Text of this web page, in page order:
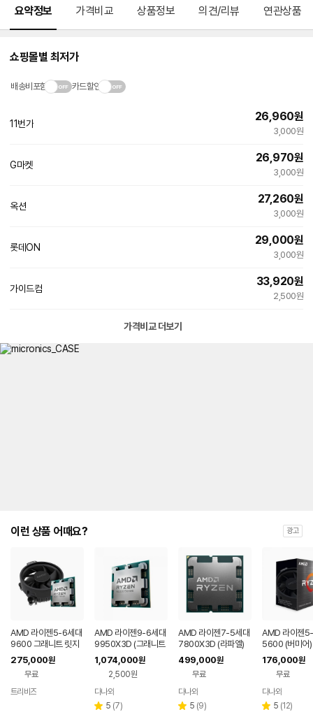
요약정보 가격비교 상품정보 의견/리뷰 연관상품
쇼핑몰별 최저가
배송비포함 카드할인
11번가
26,960원
3,000원
G마켓
26,970원
3,000원
옥션
27,260원
3,000원
롯데ON
29,000원
3,000원
가이드컴
33,920원
2,500원
가격비교 더보기
이런 상품 어때요? 광고
AMD 라이젠5-6세대
9600 그래니트 릿지
정품 (멀티팩)
275,000원
무료
트리비즈
AMD 라이젠9-6세대
9950X3D (그래니트
릿지) (멀티팩 정품)
1,074,000원
2,500원
페이
다나와
별 5 리
(7)
AMD 라이젠7-5세대
7800X3D (라파엘)
(멀티팩(정품))
499,000원
무료
페이
다나와
별 5 리
(9)
AMD 라이젠
5600 (버미어)
176,000원
무료
페이
다나와
별 5 리
(12)